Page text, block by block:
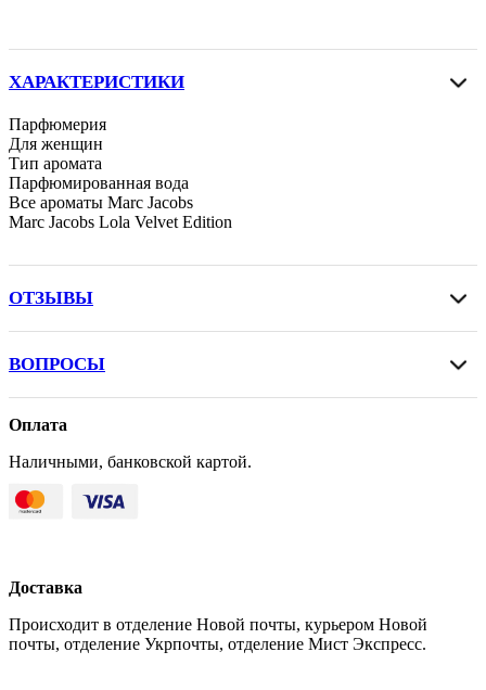
ХАРАКТЕРИСТИКИ
Парфюмерия
Для женщин
Тип аромата
Парфюмированная вода
Все ароматы Marc Jacobs
Marc Jacobs Lola Velvet Edition
ОТЗЫВЫ
ВОПРОСЫ
Оплата
Наличными, банковской картой.
Доставка
Происходит в отделение Новой почты, курьером Новой
почты, отделение Укрпочты, отделение Мист Экспресс.